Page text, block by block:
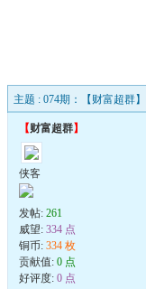
主题 : 074期：【财富超群
【财富超群】
侠客
发帖: 261
威望: 334 点
铜币: 334 枚
贡献值: 0 点
好评度: 0 点